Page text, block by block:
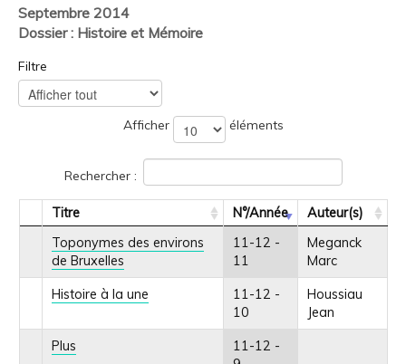
Septembre 2014
Dossier : Histoire et Mémoire
Filtre
Afficher éléments
Rechercher :
Titre N°/Année
Auteur(s)
Toponymes des environs
de Bruxelles
11-12 -
11
Meganck
Marc
Histoire à la une
11-12 -
10
Houssiau
Jean
Plus
11-12 -